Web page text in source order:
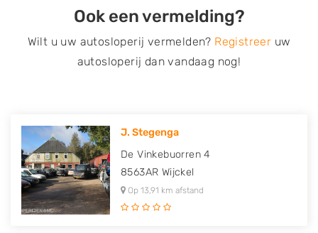
Ook een vermelding?
Wilt u uw autosloperij vermelden? Registreer uw
autosloperij dan vandaag nog!
J. Stegenga
De Vinkebuorren 4
8563AR Wijckel
Op 13,91 km afstand